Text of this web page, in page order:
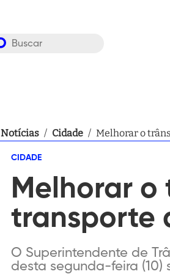
Notícias / Cidade / Melhorar o
CIDADE
Melhorar o
transporte
O Superintendente de
desta segunda-feira